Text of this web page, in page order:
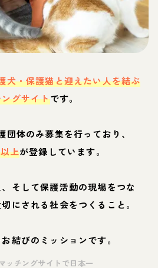
犬・保護猫と迎えたい人を結ぶ
グサイトです。
団体のみ募集を行っており、
上が登録しています。
そして保護活動の現場をつな
にされる社会をつくること。
結びのミッションです。
ッチングサイトで日本一